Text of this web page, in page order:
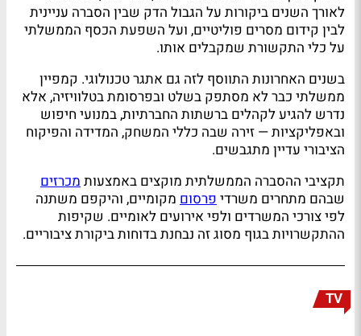
לאורך השנים ביקורות על הגבול הדק שבין הסברה עניינית
לבין קידום מסרים פוליטיים, ועל השפעת הכסף הממשלתי
על כלי התקשורת שמקבלים אותו.
בשנים האחרונות התווסף לזה גם אתגר טכנולוגי. קמפיין
ממשלתי כבר לא מסתפק בשלט ובפרסומת בטלוויזיה, אלא
נדרש להגיע לקהלים ברשתות החברתיות, במנועי חיפוש
ובאפליקציות — זירה שבה כללי המשחק, המדידה והפיקוח
הציבורי עדיין מתגבשים.
תקציבי ההסברה הממשלתית מוקצים באמצעותמכרזים
שבהם מתחרים משרדיפרסום מקומיים, והיקפם משתנה
לפי צורכי המשרדים ולפי אירועים לאומיים. שקיפות
ההתקשרויות בגוף מסוג זה נבחנת בדוחות ביקורת ציבוריים.
TV